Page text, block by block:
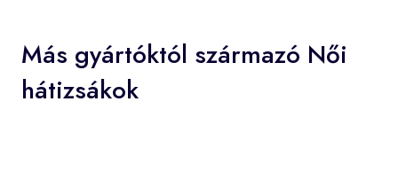
Más gyártóktól származó Női
hátizsákok